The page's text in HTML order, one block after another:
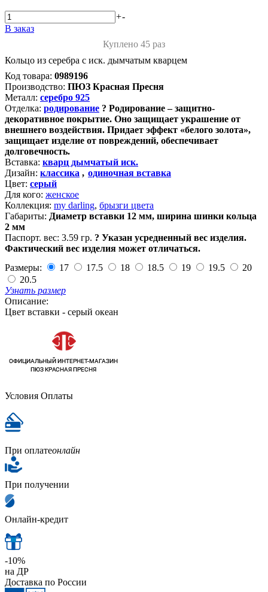
+-
В заказ
Куплено 45 раз
Кольцо из серебра с иск. дымчатым кварцем
Код товара: 0989196
Производство: ПЮЗ Красная Пресня
Металл: серебро 925
Отделка: родирование ? Родирование – защитно-
декоративное покрытие. Оно защищает украшение от
внешнего воздействия. Придает эффект «белого золота»,
защищает изделие от повреждений, обеспечивает
долговечность.
Вставка: кварц дымчатый иск.
Дизайн: классика , одиночная вставка
Цвет: серый
Для кого: женское
Коллекция: my darling, брызги цвета
Габариты: Диаметр вставки 12 мм, ширина шинки кольца
2 мм
Паспорт. вес: 3.59 гр. ? Указан усредненный вес изделия.
Фактический вес изделия может отличаться.
Размеры:
17 17.5 18 18.5 19 19.5
20
20.5
Узнать размер
Описание:
Цвет вставки - серый океан
Условия Оплаты
При оплатеонлайн
При получении
Онлайн-кредит
-10%
на ДР
Доставка по России